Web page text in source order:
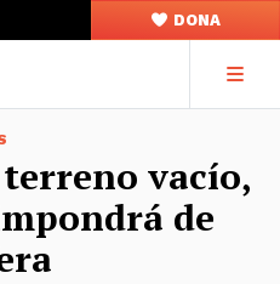
DONA
vacío,
de